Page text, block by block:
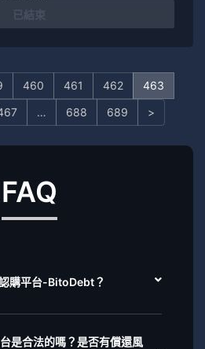
460 461 462
463
… 688 689 >
FAQ
購平台-BitoDebt？
是合法的嗎？是否有償還風